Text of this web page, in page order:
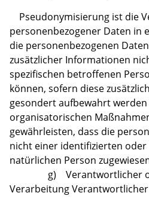
Pseudonymisierung ist die
personenbezogener Daten in
die personenbezogenen
zusätzlicher Informationen
spezifischen betroffenen
können, sofern diese
gesondert aufbewahrt
organisatorischen
gewährleisten, dass die
nicht einer identifizierten
natürlichen Person
g) Verantwortlicher
Verarbeitung Verantwortlicher